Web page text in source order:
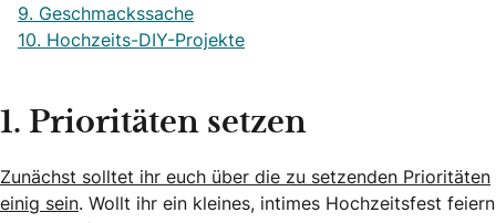
9. Geschmackssache
10. Hochzeits-DIY-Projekte
1. Prioritäten setzen
Zunächst solltet ihr euch über die zu setzenden Prioritäten
einig sein. Wollt ihr ein kleines, intimes Hochzeitsfest feiern